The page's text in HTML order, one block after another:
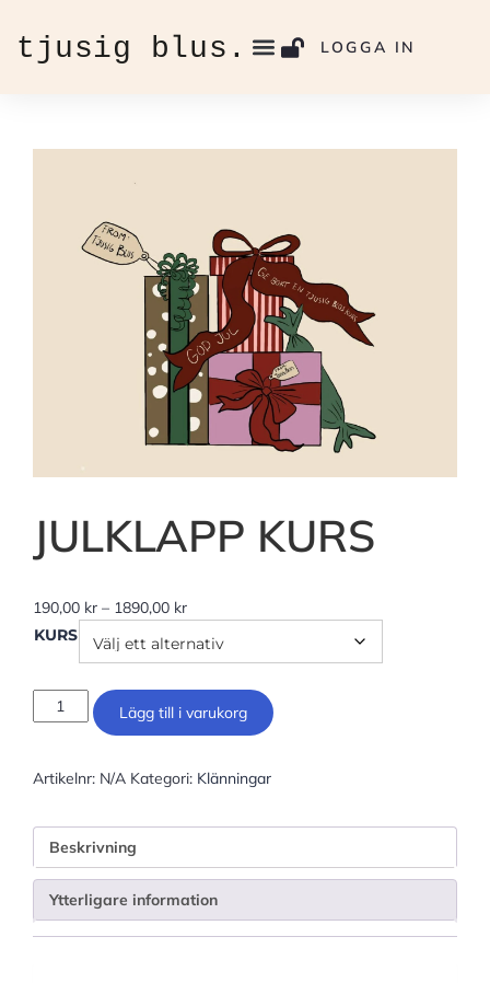
LOGGA IN
JULKLAPP KURS
190,00 kr – 1890,00 kr
KURS
Lägg till i varukorg
Artikelnr: N/A Kategori: Klänningar
Beskrivning
Ytterligare information